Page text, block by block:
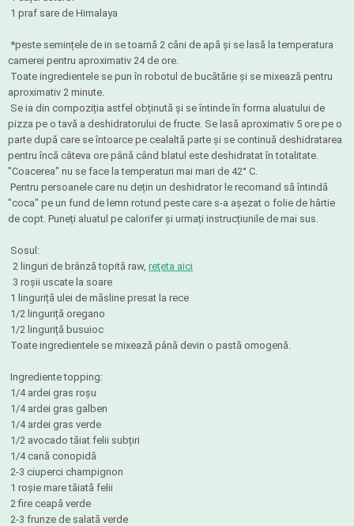
1 praf sare de Himalaya
*peste semințele de in se toarnă 2 căni de apă și se lasă la temperatura
camerei pentru aproximativ 24 de ore.
Toate ingredientele se pun în robotul de bucătărie și se mixează pentru
aproximativ 2 minute.
Se ia din compoziția astfel obținută și se întinde în forma aluatului de
pizza pe o tavă a deshidratorului de fructe. Se lasă aproximativ 5 ore pe o
parte după care se întoarce pe cealaltă parte și se continuă deshidratarea
pentru încă câteva ore până când blatul este deshidratat în totalitate.
"Coacerea" nu se face la temperaturi mai mari de 42° C.
Pentru persoanele care nu dețin un deshidrator le recomand să întindă
"coca" pe un fund de lemn rotund peste care s-a așezat o folie de hârtie
de copt. Puneți aluatul pe calorifer și urmați instrucțiunile de mai sus.
Sosul:
2 linguri de brânză topită raw, reţeta aici
3 roșii uscate la soare
1 linguriță ulei de măsline presat la rece
1/2 linguriță oregano
1/2 linguriță busuioc
Toate ingredientele se mixează până devin o pastă omogenă.
Ingrediente topping:
1/4 ardei gras roșu
1/4 ardei gras galben
1/4 ardei gras verde
1/2 avocado tăiat felii subțiri
1/4 cană conopidă
2-3 ciuperci champignon
1 roșie mare tăiată felii
2 fire ceapă verde
2-3 frunze de salată verde